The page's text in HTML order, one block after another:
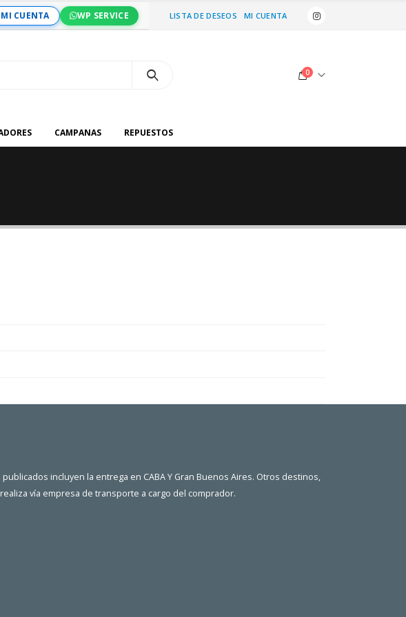
MI CUENTA WP SERVICE LISTA DE DESEOS MI CUENTA
0
CAMPANAS REPUESTOS
publicados incluyen la entrega en CABA Y Gran Buenos Aires. Otros destinos,
vía empresa de transporte a cargo del comprador.